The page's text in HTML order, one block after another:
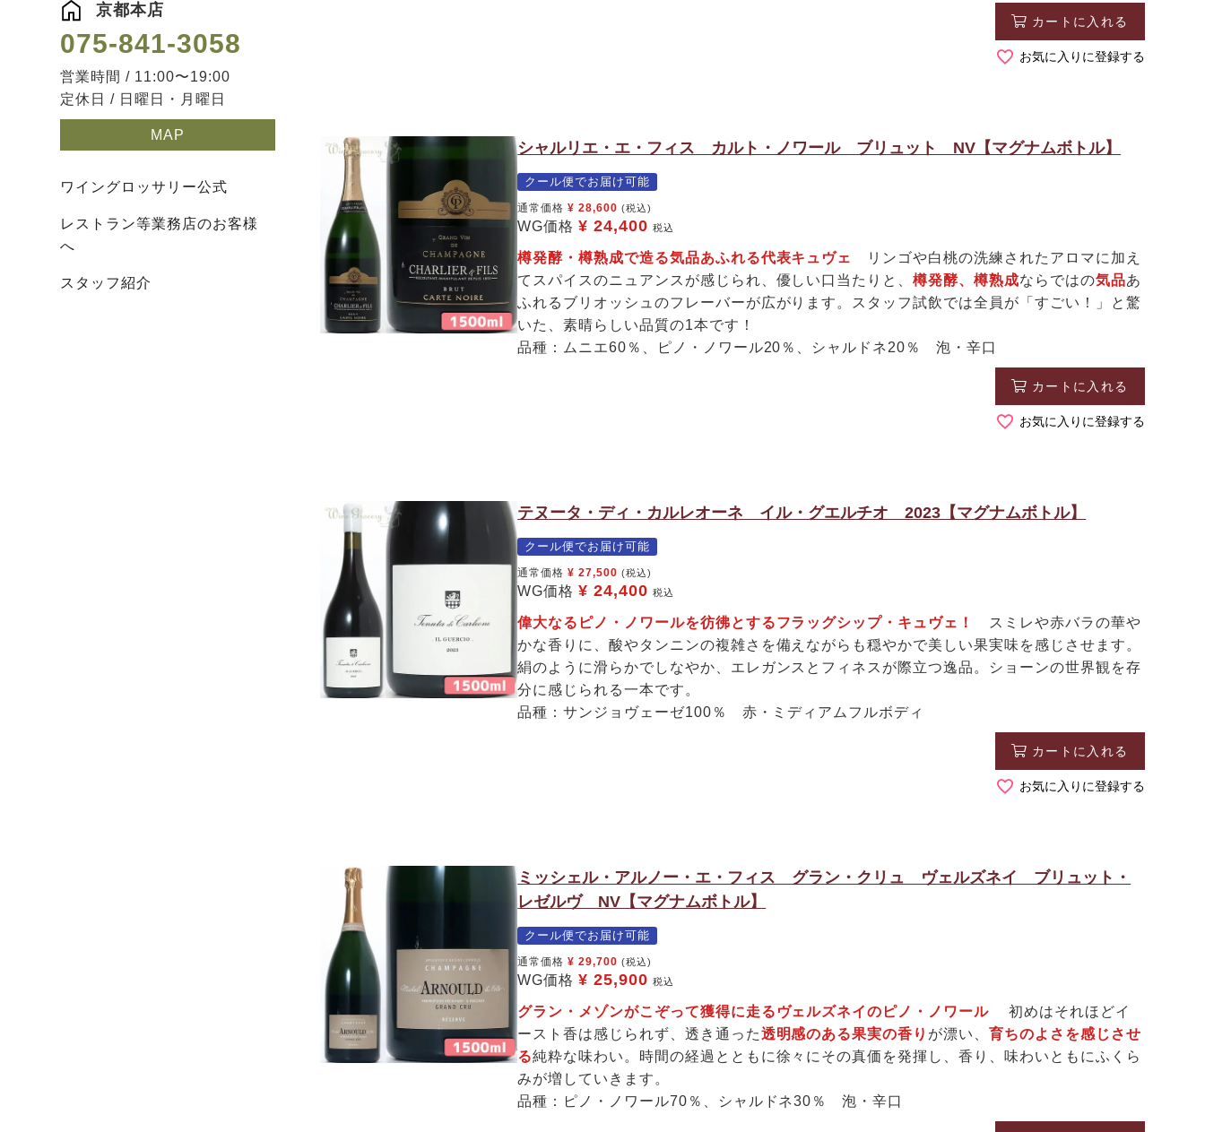
京都本店
075-841-3058
営業時間 / 11:00〜19:00
定休日 / 日曜日・月曜日
MAP
ワイングロッサリー公式
レストラン等業務店のお客様
へ
スタッフ紹介
カートに入れる
お気に入りに登録する
シャルリエ・エ・フィス カルト・ノワール ブリュット NV【マグナムボトル】
クール便でお届け可能
通常価格 ¥ 28,600 (税込)
WG価格 ¥ 24,400 税込
樽発酵・樽熟成で造る気品あふれる代表キュヴェ
リンゴや白桃の洗練されたアロマに加え
てスパイスのニュアンスが感じられ、優しい口当たりと、樽発酵、樽熟成ならではの気品あ
ふれるブリオッシュのフレーバーが広がります。スタッフ試飲では全員が「すごい！」と驚
いた、素晴らしい品質の1本です！
品種：ムニエ60％、ピノ・ノワール20％、シャルドネ20％ 泡・辛口
カートに入れる
お気に入りに登録する
テヌータ・ディ・カルレオーネ イル・グエルチオ 2023【マグナムボトル】
クール便でお届け可能
通常価格 ¥ 27,500 (税込)
WG価格 ¥ 24,400 税込
偉大なるピノ・ノワールを彷彿とするフラッグシップ・キュヴェ！
スミレや赤バラの華や
かな香りに、酸やタンニンの複雑さを備えながらも穏やかで美しい果実味を感じさせます。
絹のように滑らかでしなやか、エレガンスとフィネスが際立つ逸品。ショーンの世界観を存
分に感じられる一本です。
品種：サンジョヴェーゼ100％ 赤・ミディアムフルボディ
カートに入れる
お気に入りに登録する
ミッシェル・アルノー・エ・フィス グラン・クリュ ヴェルズネイ ブリュット・
レゼルヴ NV【マグナムボトル】
クール便でお届け可能
通常価格 ¥ 29,700 (税込)
WG価格 ¥ 25,900 税込
グラン・メゾンがこぞって獲得に走るヴェルズネイのピノ・ノワール初めはそれほどイ
ースト香は感じられず、透き通った透明感のある果実の香り が漂い、 育ちのよさを感じさせ
る純粋な味わい。時間の経過とともに徐々にその真価を発揮し、香り、味わいともにふくら
みが増していきます。
品種：ピノ・ノワール70％、シャルドネ30％ 泡・辛口